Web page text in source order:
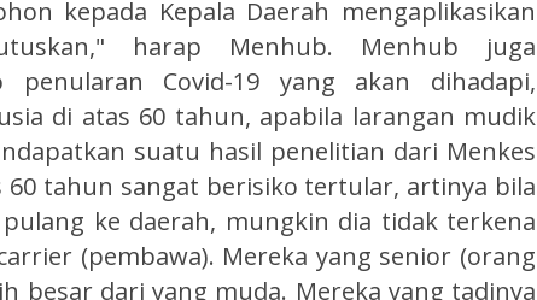
kepada Kepala Daerah mengaplikasikan
harap Menhub. Menhub juga
Covid-19 yang akan dihadapi,
di atas 60 tahun, apabila larangan mudik
suatu hasil penelitian dari Menkes
60 tahun sangat berisiko tertular, artinya bila
ke daerah, mungkin dia tidak terkena
(pembawa). Mereka yang senior (orang
besar dari yang muda. Mereka yang tadinya